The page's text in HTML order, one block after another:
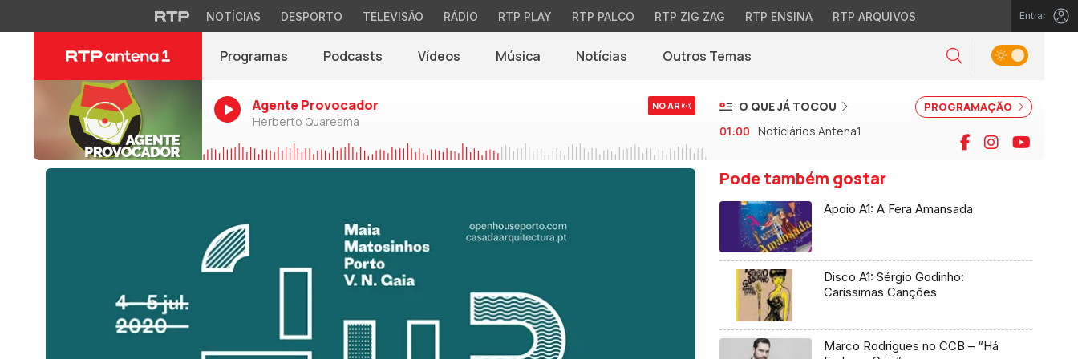
NOTÍCIAS DESPORTO TELEVISÃO RÁDIO RTP PLAY RTP PALCO RTP ZIG ZAG RTP ENSINA RTP ARQUIVOS Entrar
Programas Podcasts Vídeos Música Notícias(abre em nova janela)
Outros Temas Pesquisar
Alternar tema
Agente Provocador
Herberto Quaresma
NO AR PROGRAMAÇÃO
O QUE JÁ TOCOU
01:00 Noticiários Antena1 Facebook
Instagram
Pode também gostar
Apoio A1: A Fera Amansada
Disco A1: Sérgio Godinho:
Caríssimas Canções
Marco Rodrigues no CCB – “Há